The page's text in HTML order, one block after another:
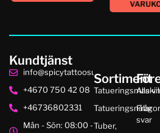
Kundtjänst
info@spicytattoosupplies.se
+4670 750 42 08
+46736802331
Mån - Sön: 08:00 -
Sortiment
Tatueringsnålar
Tuber,
Alla
svar